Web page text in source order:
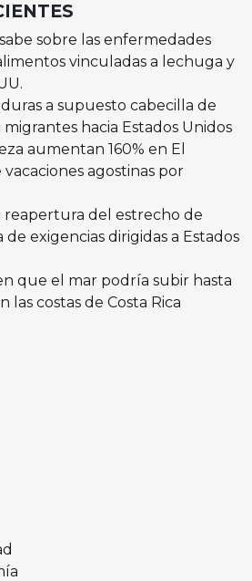
sobre las enfermedades
vinculadas a lechuga y
a supuesto cabecilla de
hacia Estados Unidos
aumentan 160% en El
agostinas por
reapertura del estrecho de
exigencias dirigidas a Estados
que el mar podría subir hasta
costas de Costa Rica